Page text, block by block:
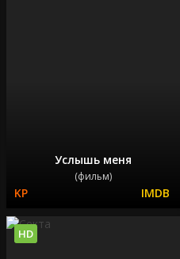
Услышь меня
(фильм)
HD